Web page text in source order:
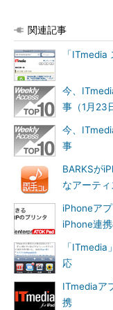
関連記事
「
今、
事（1月23
今、
事
BARKSが
なアーテ
iPhoneア
iPhone連
「
応
ITmediaア
携